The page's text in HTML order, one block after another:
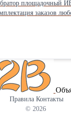
площадочный
заказов
ассортимент
Иногородним
почтой,
Вы делаете
по телефону или
Правила Контакты
© 2026